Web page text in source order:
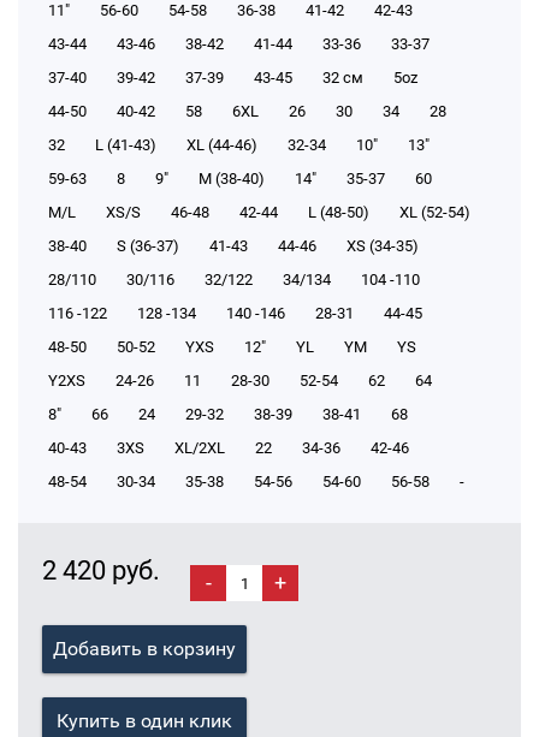
11"
56-60 54-58 36-38 41-42
42-43
43-44
43-46 38-42 41-44 33-36
33-37
37-40
39-42 37-39 43-45 32 см
5oz
44-50
40-42 58 6XL 26 30 34
28
32
L (41-43) XL (44-46) 32-34 10"
13"
59-63
8 9" M (38-40) 14" 35-37
60
M/L
XS/S 46-48 42-44 L (48-50)
XL (52-54)
38-40
S (36-37) 41-43 44-46
XS (34-35)
28/110
30/116 32/122 34/134
104 -110
116 -122
128 -134 140 -146 28-31
44-45
48-50
50-52 YXS 12" YL YM
YS
Y2XS
24-26 11 28-30 52-54 62
64
8"
66 24 29-32 38-39 38-41
68
40-43
3XS XL/2XL 22 34-36
42-46
48-54
30-34 35-38 54-56 54-60 56-58 -
2 420 руб. - +
Добавить в корзину
Купить в один клик